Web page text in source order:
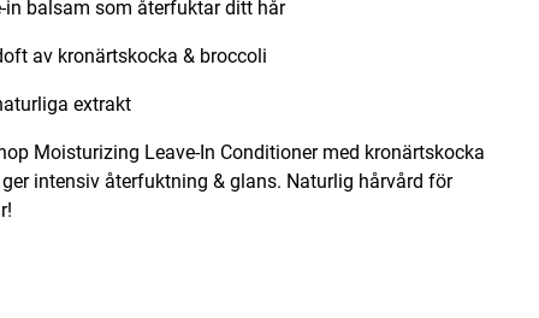
and Olive
in balsam som återfuktar ditt hår
av kronärtskocka & broccoli
extrakt
Moisturizing Leave-In Conditioner med kronärtskocka
intensiv återfuktning & glans. Naturlig hårvård för